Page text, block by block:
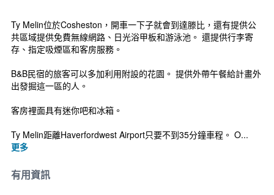
Ty Melin位於Cosheston，開車一下子就會到達滕比，還有提供公
共區域提供免費無線網路、日光浴甲板和游泳池。 還提供行李寄
存、指定吸煙區和客房服務。
B&B民宿的旅客可以多加利用附設的花園。 提供外帶午餐給計畫外
出發掘這一區的人。
客房裡面具有迷你吧和冰箱。
Ty Melin距離Haverfordwest Airport只要不到35分鐘車程。 O...
更多
有用資訊